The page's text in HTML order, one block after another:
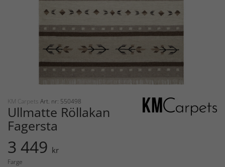
KM Carpets Art. nr: 550498
Ullmatte Röllakan
Fagersta
3 449 kr
Farge